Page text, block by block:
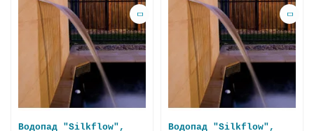
Водопад "Silkflow",
Водопад "Silkflow",